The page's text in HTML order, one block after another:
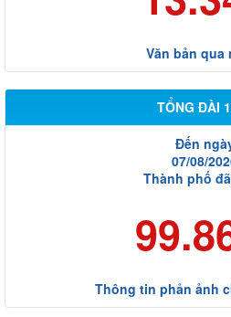
Văn bản qua
TỔNG ĐÀI
Đến
07/08/
Thành phố
Thông tin phản ảnh